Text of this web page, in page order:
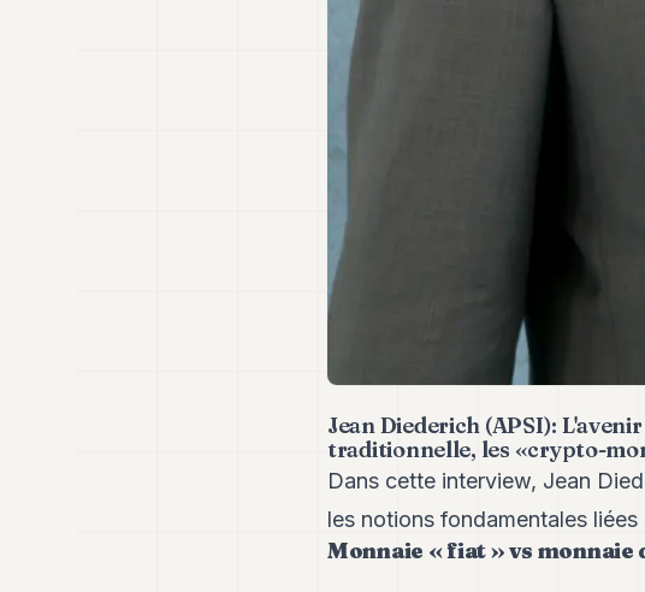
Jean Diederich (APSI):
traditionnelle, les «crypto-
Dans cette interview, Jean
les notions fondamentales
Monnaie « fiat » vs monnaie